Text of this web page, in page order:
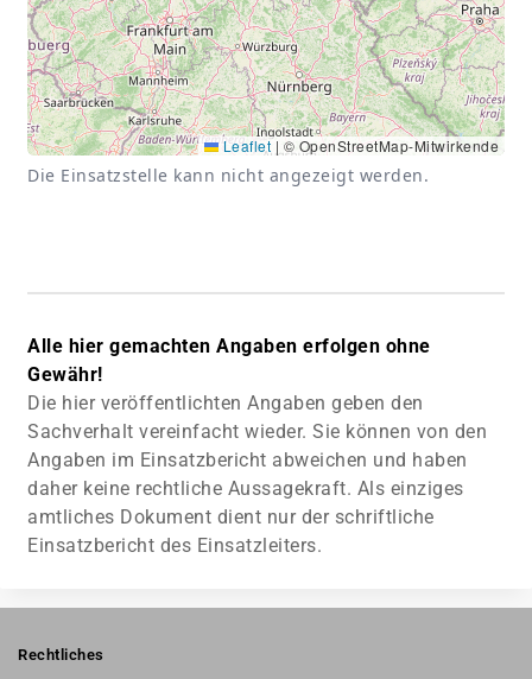
Leaflet | © OpenStreetMap-Mitwirkende
Die Einsatzstelle kann nicht angezeigt werden.
Alle hier gemachten Angaben erfolgen ohne
Gewähr!
Die hier veröffentlichten Angaben geben den
Sachverhalt vereinfacht wieder. Sie können von den
Angaben im Einsatzbericht abweichen und haben
daher keine rechtliche Aussagekraft. Als einziges
amtliches Dokument dient nur der schriftliche
Einsatzbericht des Einsatzleiters.
Rechtliches